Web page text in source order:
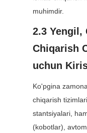
muhimdir.
2.3 Yengil,
Chiqarish
uchun
Ko'pgina
chiqarish
stantsiyalari,
(kobotlar),